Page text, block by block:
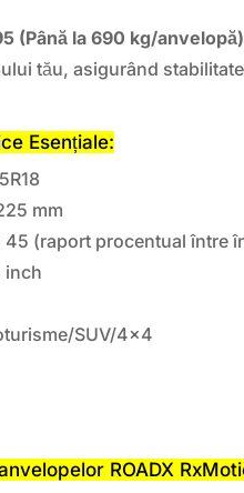
(Până la 690 kg/
tău, asigurând
Esențiale:
mm
45 (raport procentual între
inch
SUV/4×4
ROADX